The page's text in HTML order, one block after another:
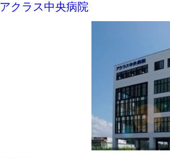
アクラス中央病院